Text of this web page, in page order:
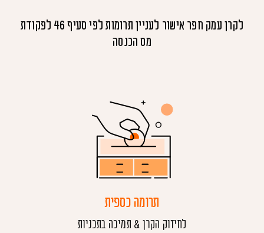
לקרן עמק חפר אישור לעניין תרומות לפי סעיף 46 לפקודת
מס הכנסה
תרומה כספית
לחיזוק הקרן & תמיכה בתכניות